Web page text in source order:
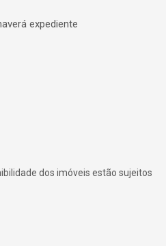
expediente
dos imóveis estão sujeitos